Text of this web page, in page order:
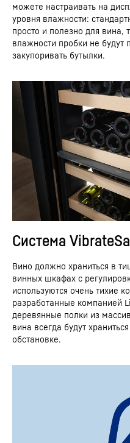
можете настраивать на
уровня влажности:
просто и полезно для вина,
влажности пробки не будут
закупоривать бутылки.
Система
Вино должно храниться в
винных шкафах с
используются очень тихие
разработанные компанией
деревянные полки из
вина всегда будут
обстановке.